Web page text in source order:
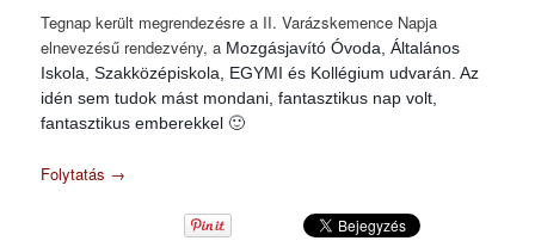
Tegnap került megrendezésre a II. Varázskemence Napja
elnevezésű rendezvény, a Mozgásjavító Óvoda, Általános
Iskola, Szakközépiskola, EGYMI és Kollégium udvarán. Az
idén sem tudok mást mondani, fantasztikus nap volt,
fantasztikus emberekkel 🙂
Folytatás →